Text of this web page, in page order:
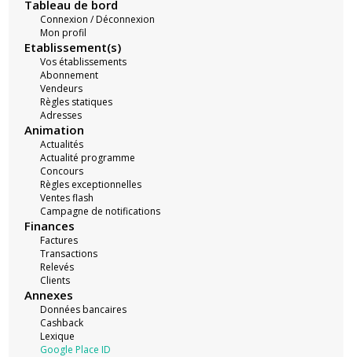
Tableau de bord
Connexion / Déconnexion
Mon profil
Etablissement(s)
Vos établissements
Abonnement
Vendeurs
Règles statiques
Adresses
Animation
Actualités
Actualité programme
Concours
Règles exceptionnelles
Ventes flash
Campagne de notifications
Finances
Factures
Transactions
Relevés
Clients
Annexes
Données bancaires
Cashback
Lexique
Google Place ID